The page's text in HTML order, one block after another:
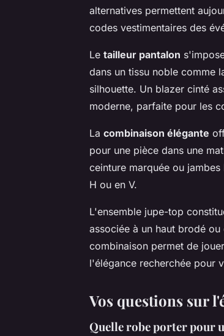
alternatives permettent
codes vestimentaires des
Le tailleur pantalon
dans un tissu noble comme
silhouette. Un blazer cinté
moderne, parfaite pour les
La combinaison élégante
pour une pièce dans une
ceinture marquée ou
H ou en V.
L'ensemble jupe-top
associée à un haut brodé
combinaison permet de
l'élégance recherchée pour
Vos questions sur
Quelle robe porter pour